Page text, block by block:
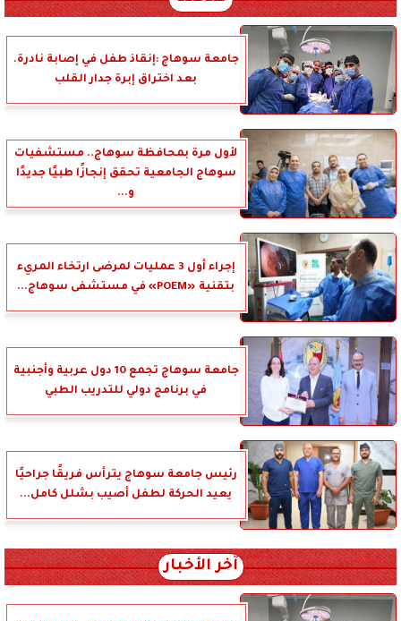
جامعة سوهاج :إنقاذ طفل في إصابة نادرة.
بعد اختراق إبرة جدار القلب
لأول مرة بمحافظة سوهاج.. مستشفيات
سوهاج الجامعية تحقق إنجازًا طبيًا جديدًا
و...
إجراء أول 3 عمليات لمرضى ارتخاء المريء
بتقنية «POEM» في مستشفى سوهاج...
جامعة سوهاج تجمع 10 دول عربية وأجنبية
في برنامج دولي للتدريب الطبي
رئيس جامعة سوهاج يترأس فريقًا جراحيًا
يعيد الحركة لطفل أصيب بشلل كامل...
آخر الأخبار